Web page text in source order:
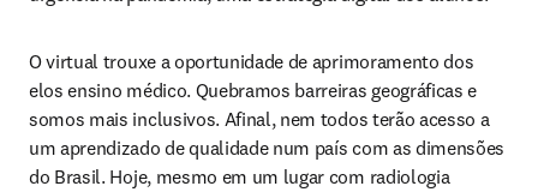
O virtual trouxe a oportunidade de aprimoramento dos
elos ensino médico. Quebramos barreiras geográficas e
somos mais inclusivos. Afinal, nem todos terão acesso a
um aprendizado de qualidade num país com as dimensões
do Brasil. Hoje, mesmo em um lugar com radiologia